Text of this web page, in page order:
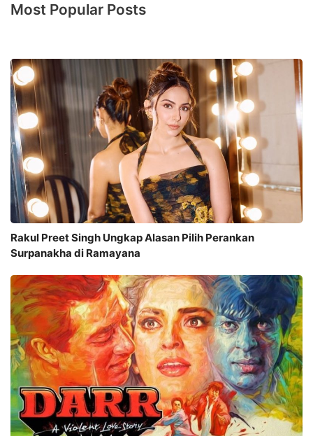
Most Popular Posts
Rakul Preet Singh Ungkap Alasan Pilih Perankan
Surpanakha di Ramayana